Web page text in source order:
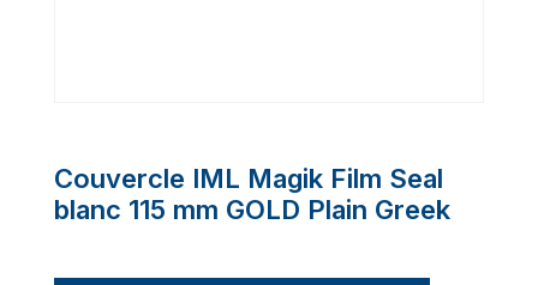
Couvercle IML Magik Film Seal
blanc 115 mm GOLD Plain Greek